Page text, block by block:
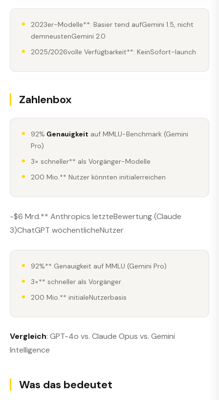
2023er-Modelle**: Basier tend aufGemini 1.5, nicht
demneustenGemini 2.0
2025/2026volle Verfügbarkeit**: KeinSofort-launch
Zahlenbox
92% Genauigkeit auf MMLU-Benchmark (Gemini
Pro)
3× schneller** als Vorgänger-Modelle
200 Mio.** Nutzer könnten initialerreichen
-$6 Mrd.** Anthropics letzteBewertung (Claude
3)ChatGPT wöchentlicheNutzer
92%** Genauigkeit auf MMLU (Gemini Pro)
3×** schneller als Vorgänger
200 Mio.** initialeNutzerbasis
Vergleich: GPT-4o vs. Claude Opus vs. Gemini
Intelligence
Was das bedeutet